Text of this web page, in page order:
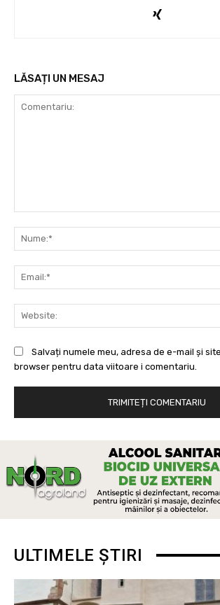
LĂSAȚI UN MESAJ
Salvați numele meu, adresa de e-mail și
browser pentru data viitoare i comentariu.
ULTIMELE ȘTIRI